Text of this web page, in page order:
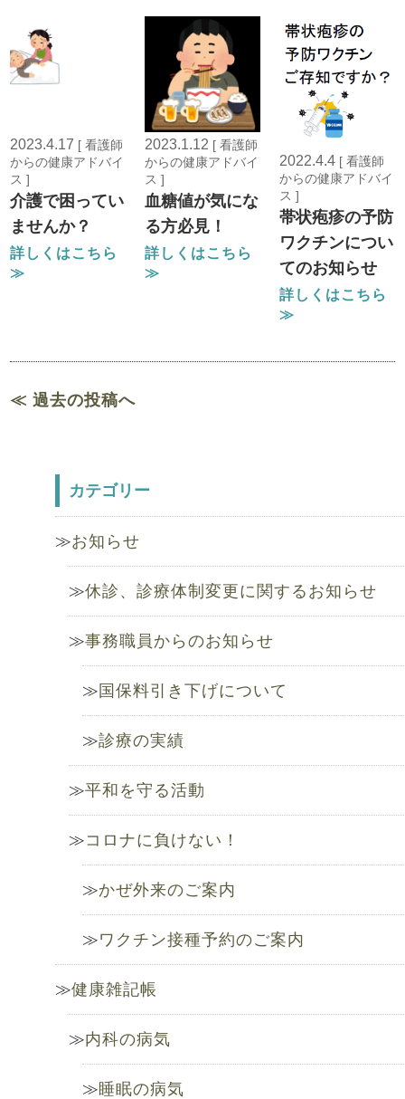
2023.4.17 [ 看護師
からの健康アドバイ
ス ]
介護で困ってい
ませんか？
詳しくはこちら
≫
2023.1.12 [ 看護師
からの健康アドバイ
ス ]
血糖値が気にな
る方必見！
詳しくはこちら
≫
2022.4.4 [ 看護師
からの健康アドバイ
ス ]
帯状疱疹の予防
ワクチンについ
てのお知らせ
詳しくはこちら
≫
≪ 過去の投稿へ
カテゴリー
お知らせ
休診、診療体制変更に関するお知らせ
事務職員からのお知らせ
国保料引き下げについて
診療の実績
平和を守る活動
コロナに負けない！
かぜ外来のご案内
ワクチン接種予約のご案内
健康雑記帳
内科の病気
睡眠の病気